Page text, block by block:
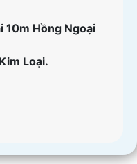
10m Hồng Ngoại
Loại.